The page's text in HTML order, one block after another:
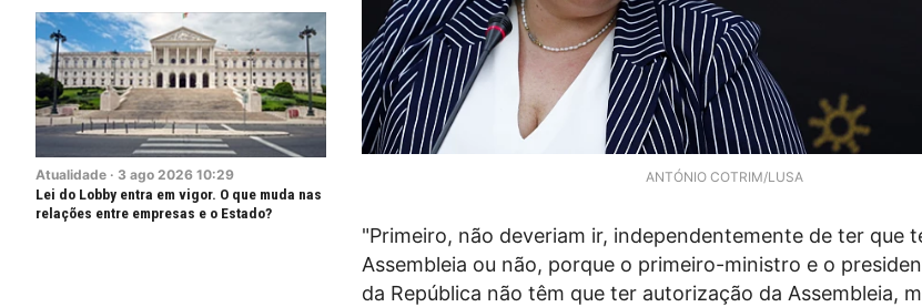
Atualidade · 3 ago 2026 10:29
Lei do Lobby entra em vigor. O que muda nas
relações entre empresas e o Estado?
ANTÓNIO COTRIM/LUSA
"Primeiro, não deveriam ir, independentemente de ter que
Assembleia ou não, porque o primeiro-ministro e o
da República não têm que ter autorização da Assembleia,